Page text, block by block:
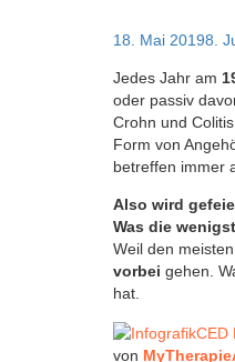
18. Mai 20198.
Jedes Jahr am
oder passiv
Crohn und
Form von
betreffen immer
Also wird
Was die
Weil den
vorbei gehen.
hat.
von